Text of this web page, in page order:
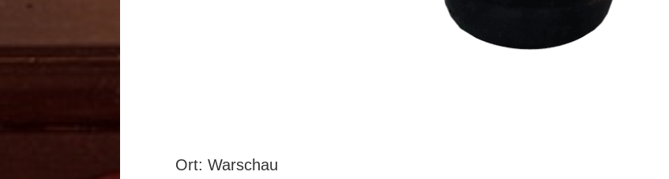
Ort: Warschau